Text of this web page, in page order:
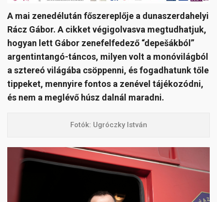
A mai zenedélután főszereplője a dunaszerdahelyi
Rácz Gábor. A cikket végigolvasva megtudhatjuk,
hogyan lett Gábor zenefelfedező “depešákból”
argentintangó-táncos, milyen volt a monóvilágból
a sztereó világába csöppenni, és fogadhatunk tőle
tippeket, mennyire fontos a zenével tájékozódni,
és nem a meglévő húsz dalnál maradni.
Fotók: Ugróczky István